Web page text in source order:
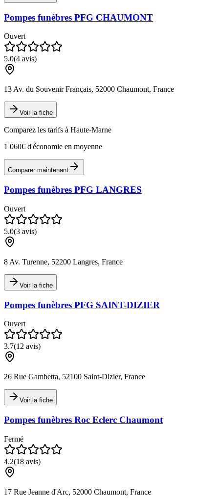
Pompes funèbres PFG CHAUMONT
Ouvert
5.0(4 avis)
13 Av. du Souvenir Français, 52000 Chaumont, France
Voir la fiche
Comparez les tarifs à Haute-Marne
1 060€ d'économie en moyenne
Comparer maintenant
Pompes funèbres PFG LANGRES
Ouvert
5.0(3 avis)
8 Av. Turenne, 52200 Langres, France
Voir la fiche
Pompes funèbres PFG SAINT-DIZIER
Ouvert
3.7(12 avis)
26 Rue Gambetta, 52100 Saint-Dizier, France
Voir la fiche
Pompes funèbres Roc Eclerc Chaumont
Fermé
4.2(18 avis)
17 Rue Jeanne d'Arc, 52000 Chaumont, France